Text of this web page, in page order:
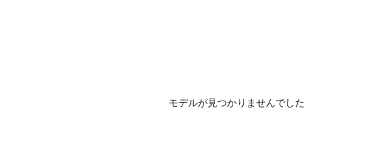
モデルが見つかりませんでした